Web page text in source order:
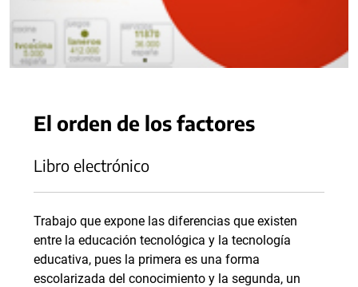
El orden de los factores
Libro electrónico
Trabajo que expone las diferencias que existen
entre la educación tecnológica y la tecnología
educativa, pues la primera es una forma
escolarizada del conocimiento y la segunda, un